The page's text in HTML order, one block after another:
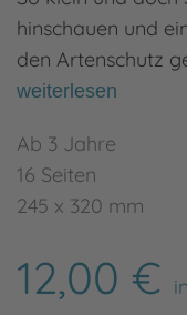
hinschauen und
den Artenschutz
weiterlesen
Ab 3 Jahre
16 Seiten
245 x 320 mm
12,00 €